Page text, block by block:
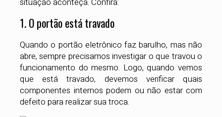
1. O portão está travado
Quando o portão eletrônico faz barulho, mas não
abre, sempre precisamos investigar o que travou o
funcionamento do mesmo. Logo, quando vemos
que está travado, devemos verificar quais
componentes internos podem ou não estar com
defeito para realizar sua troca.